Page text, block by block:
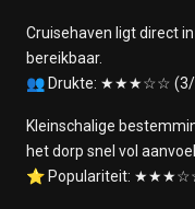
Cruisehaven ligt direct
bereikbaar.
👥 Drukte: ★★★☆☆ (3/
Kleinschalige
het dorp snel vol
⭐ Populariteit: